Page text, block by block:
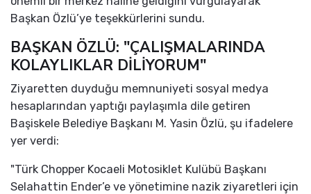
Başkan Özlü’ye teşekkürlerini sundu.
BAŞKAN ÖZLÜ: "ÇALIŞMALARINDA
KOLAYLIKLAR DİLİYORUM"
Ziyaretten duyduğu memnuniyeti sosyal medya
hesaplarından yaptığı paylaşımla dile getiren
Başiskele Belediye Başkanı M. Yasin Özlü, şu ifadelere
yer verdi:
"Türk Chopper Kocaeli Motosiklet Kulübü Başkanı
Selahattin Ender’e ve yönetimine nazik ziyaretleri için